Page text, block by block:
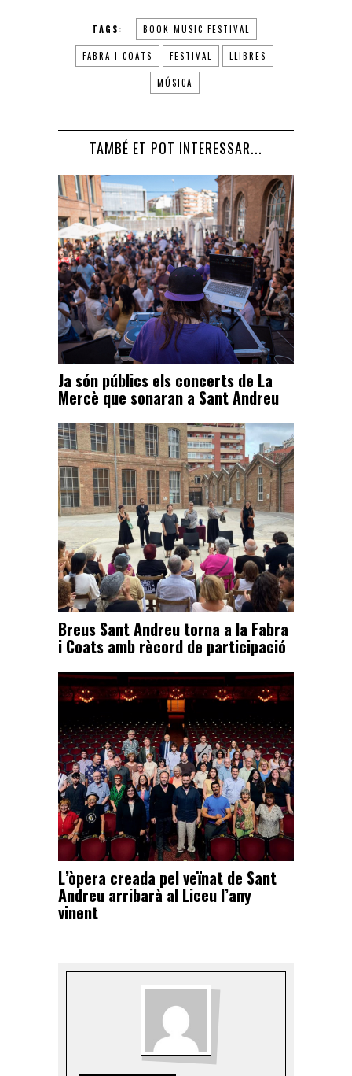
TAGS: BOOK MUSIC FESTIVAL
FABRA I COATS FESTIVAL LLIBRES
MÚSICA
TAMBÉ ET POT INTERESSAR...
Ja són públics els concerts de La
Mercè que sonaran a Sant Andreu
Breus Sant Andreu torna a la Fabra
i Coats amb rècord de participació
L’òpera creada pel veïnat de Sant
Andreu arribarà al Liceu l’any
vinent